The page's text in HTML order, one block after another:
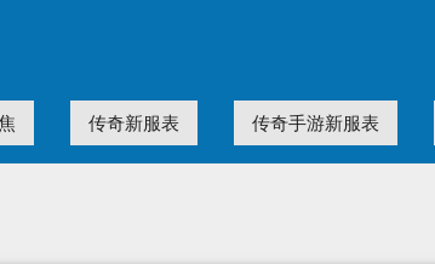
传奇新服表 传奇手游新服表